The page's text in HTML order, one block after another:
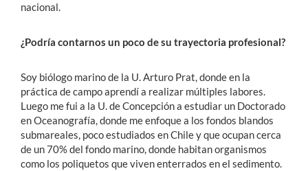
nacional.
¿Podría contarnos un poco de su trayectoria profesional?
Soy biólogo marino de la U. Arturo Prat, donde en la
práctica de campo aprendí a realizar múltiples labores.
Luego me fui a la U. de Concepción a estudiar un Doctorado
en Oceanografía, donde me enfoque a los fondos blandos
submareales, poco estudiados en Chile y que ocupan cerca
de un 70% del fondo marino, donde habitan organismos
como los poliquetos que viven enterrados en el sedimento.